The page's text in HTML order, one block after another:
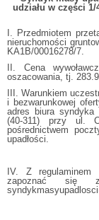
udziału w części
I. Przedmiotem
nieruchomości
KA1B/00016278/7.
II. Cena
oszacowania, tj.
III. Warunkiem
i bezwarunkowej
adres biura syndyka
(40-311) przy ul.
pośrednictwem
upadłości.
IV. Z regulaminem
zapoznać się